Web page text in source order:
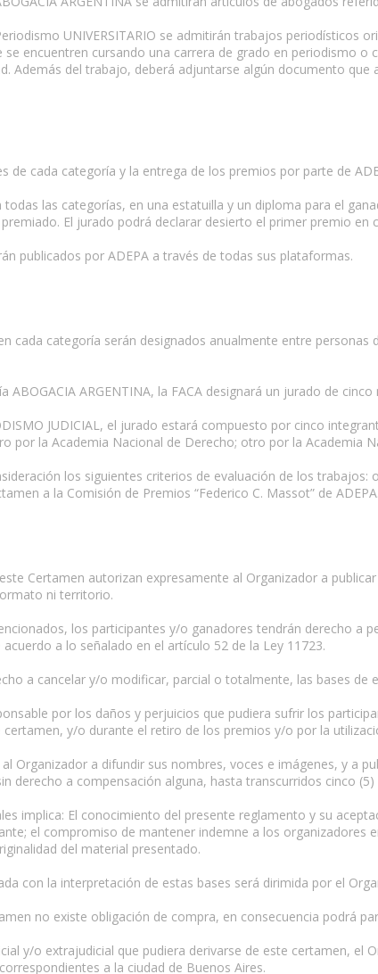
UNIVERSITARIO se admitirán trabajos
se encuentren cursando una carrera de grado en periodismo
Además del trabajo, deberá adjuntarse algún documento
de cada categoría y la entrega de los premios por parte de
las categorías, en una estatuilla y un diploma para el
El jurado podrá declarar desierto el primer premio en
publicados por ADEPA a través de todas sus plataformas.
cada categoría serán designados anualmente entre
ABOGACIA ARGENTINA, la FACA designará un jurado de
JUDICIAL, el jurado estará compuesto por cinco
por la Academia Nacional de Derecho; otro por la Academia
los siguientes criterios de evaluación de los
a la Comisión de Premios “Federico C. Massot” de ADEPA.
Certamen autorizan expresamente al Organizador a
ni territorio.
los participantes y/o ganadores tendrán derecho a
a lo señalado en el artículo 52 de la Ley 11723.
a cancelar y/o modificar, parcial o totalmente, las bases
por los daños y perjuicios que pudiera sufrir los
certamen, y/o durante el retiro de los premios y/o por la
Organizador a difundir sus nombres, voces e imágenes, y a
derecho a compensación alguna, hasta transcurridos cinco
implica: El conocimiento del presente reglamento y su
el compromiso de mantener indemne a los organizadores
del material presentado.
con la interpretación de estas bases será dirimida por el
no existe obligación de compra, en consecuencia podrá
y/o extrajudicial que pudiera derivarse de este certamen,
a la ciudad de Buenos Aires.